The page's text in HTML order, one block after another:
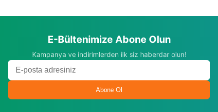
E-Bültenimize Abone Olun
Kampanya ve indirimlerden ilk siz haberdar olun!
Abone Ol